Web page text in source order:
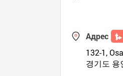
Адрес
132-1,
경기도 용